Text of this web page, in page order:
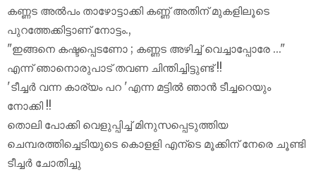
കണ്ണട അൽപം താഴോട്ടാക്കി കണ്ണ്‍ അതിന് മുകളിലൂടെ
പുറത്തേക്കിട്ടാണ് നോട്ടം.,
"ഇങ്ങനെ കഷ്ടപ്പെടണോ ; കണ്ണട അഴിച്ച് വെച്ചാപ്പോരേ ..."
എന്ന് ഞാനൊരുപാട് തവണ ചിന്തിച്ചിട്ടുണ്ട് !!
'ടീച്ചർ വന്ന കാര്യം പറ 'എന്ന മട്ടിൽ ഞാൻ ടീച്ചറെയും
നോക്കി !!
തൊലി പോക്കി വെളുപ്പിച്ച് മിനുസപ്പെടുത്തിയ
ചെമ്പരത്തിച്ചെടിയുടെ കൊളളി എന്ടെ മൂക്കിന് നേരെ ചൂണ്ടി
ടീച്ചർ ചോതിച്ചു